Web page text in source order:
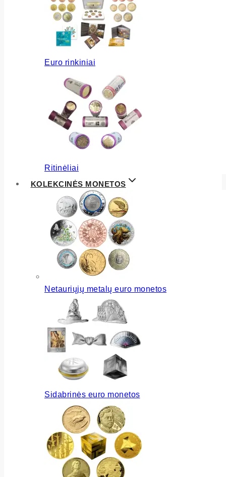
Euro rinkiniai
Ritinėliai
KOLEKCINĖS MONETOS
Netauriųjų metalų euro monetos
Sidabrinės euro monetos